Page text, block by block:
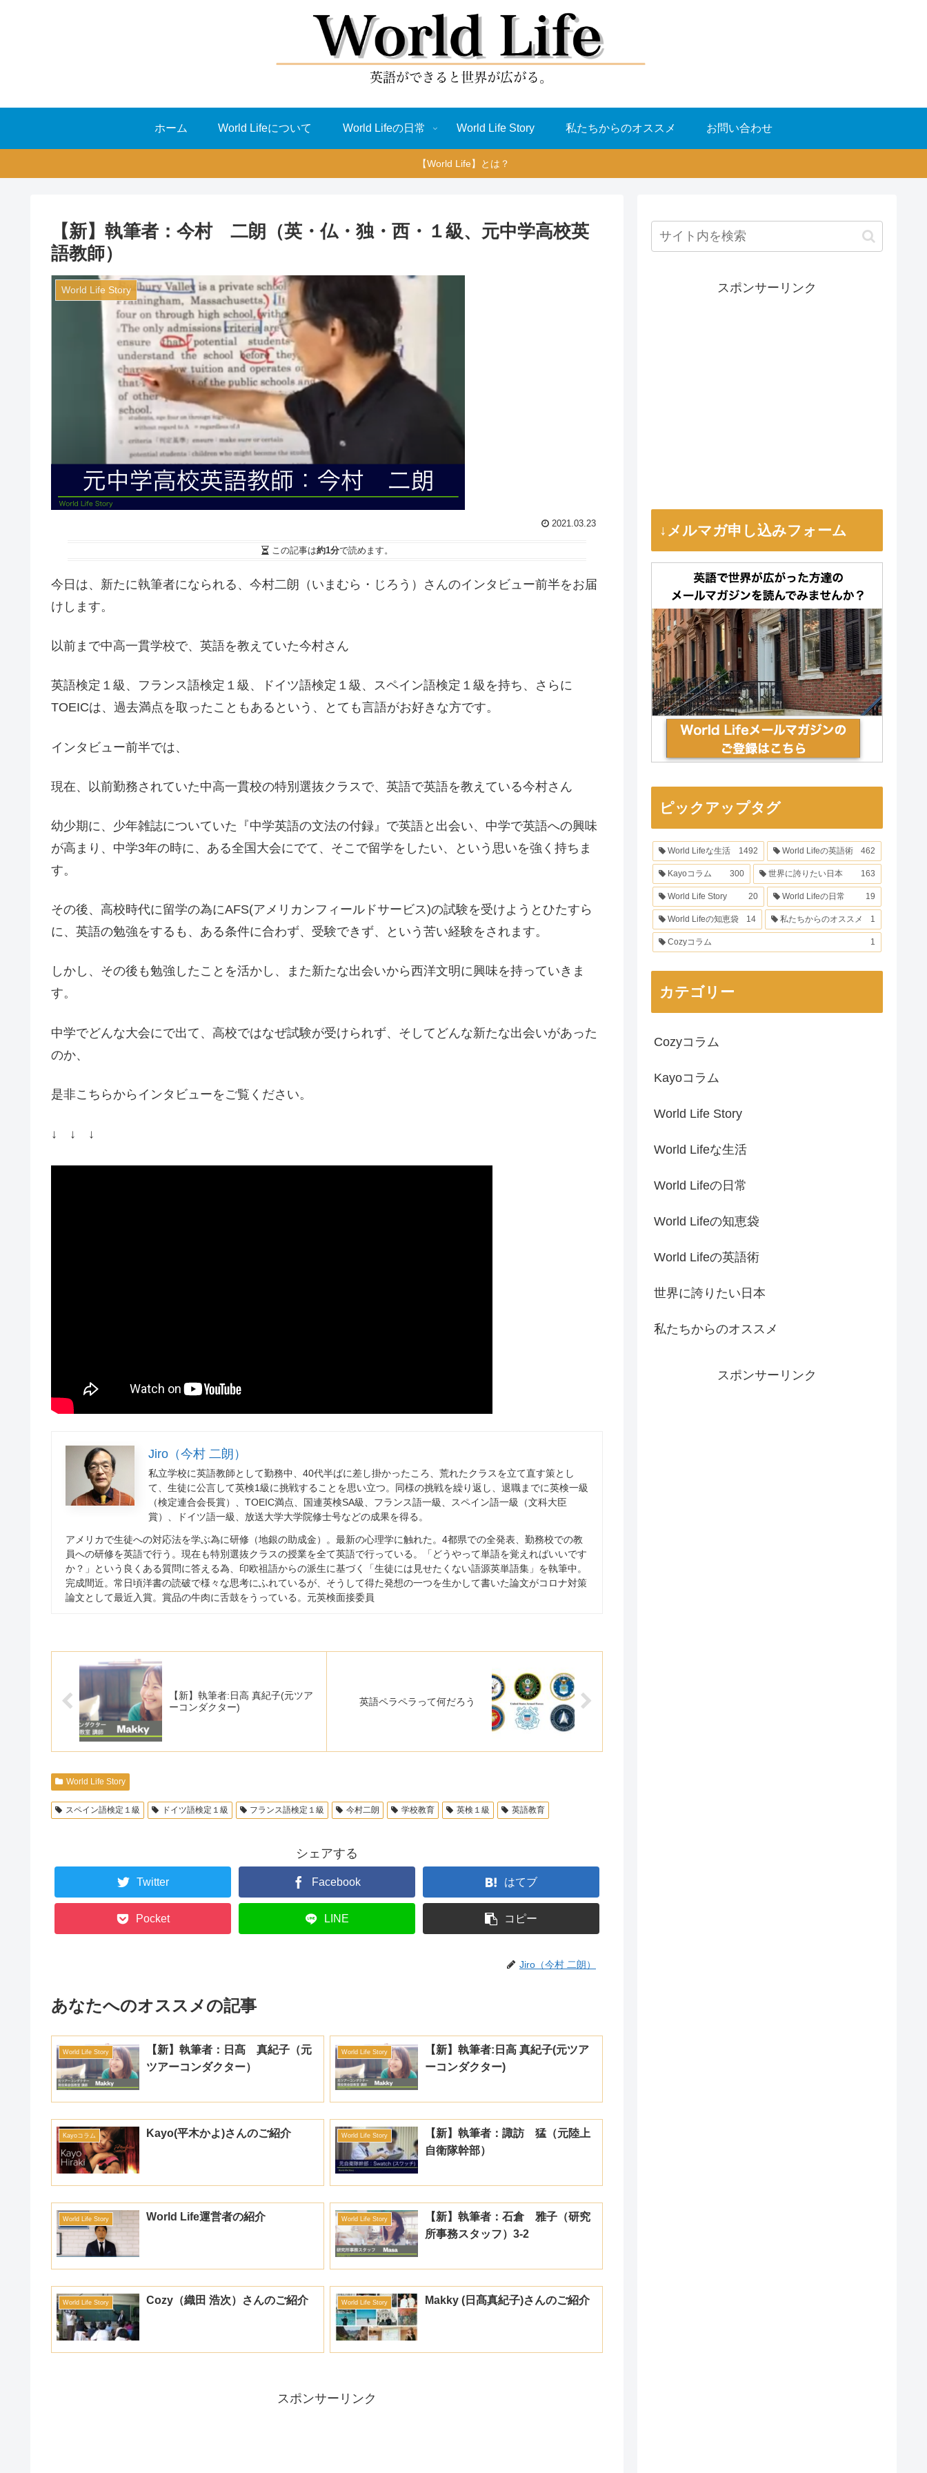
ホーム World Lifeについて World Lifeの日常 World Life Story 私たちからのオススメ お問い合わせ
【World Life】とは？
【新】執筆者：今村 二朗（英・仏・独・西・１級、元中学高校英
語教師）
World Life Story
2021.03.23
この記事は約1分で読めます。
今日は、新たに執筆者になられる、今村二朗（いまむら・じろう）さんのインタビュー前半をお届
けします。
以前まで中高一貫学校で、英語を教えていた今村さん
英語検定１級、フランス語検定１級、ドイツ語検定１級、スペイン語検定１級を持ち、さらに
TOEICは、過去満点を取ったこともあるという、とても言語がお好きな方です。
インタビュー前半では、
現在、以前勤務されていた中高一貫校の特別選抜クラスで、英語で英語を教えている今村さん
幼少期に、少年雑誌についていた『中学英語の文法の付録』で英語と出会い、中学で英語への興味
が高まり、中学3年の時に、ある全国大会にでて、そこで留学をしたい、という思いを強く持ちま
す。
その後、高校時代に留学の為にAFS(アメリカンフィールドサービス)の試験を受けようとひたすら
に、英語の勉強をするも、ある条件に合わず、受験できず、という苦い経験をされます。
しかし、その後も勉強したことを活かし、また新たな出会いから西洋文明に興味を持っていきま
す。
中学でどんな大会にで出て、高校ではなぜ試験が受けられず、そしてどんな新たな出会いがあった
のか、
是非こちらからインタビューをご覧ください。
↓ ↓ ↓
Jiro（今村 二朗）
私立学校に英語教師として勤務中、 40代半ばに差し掛かったころ、荒れたクラスを立て直す策とし
て、生徒に公言して英検1級に挑戦することを思い立つ。同様の挑戦を繰り返し、退職までに英検一級
（検定連合会長賞）、 TOEIC満点、国連英検SA級、フランス語一級、スペイン語一級（文科大臣
賞）、ドイツ語一級、放送大学大学院修士号などの成果を得る。
アメリカで生徒への対応法を学ぶ為に研修（地銀の助成金）。最新の心理学に触れた。 4都県での全発表、勤務校での教
員への研修を英語で行う。現在も特別選抜クラスの授業を全て英語で行っている。「どうやって単語を覚えればいいです
か？」という良くある質問に答える為、印欧祖語からの派生に基づく「生徒には見せたくない語源英単語集」を執筆中。
完成間近。常日頃洋書の読破で様々な思考にふれているが、そうして得た発想の一つを生かして書いた論文がコロナ対策
論文として最近入賞。賞品の牛肉に舌鼓をうっている。元英検面接委員
【新】執筆者:日高 真紀子(元ツア
ーコンダクター)
英語ペラペラって何だろう
World Life Story
スペイン語検定１級 ドイツ語検定１級 フランス語検定１級 今村二朗 学校教育 英検１級 英語教育
シェアする
Twitter Facebook はてブ
Pocket LINE コピー
Jiro（今村 二朗）
あなたへのオススメの記事
World Life Story
【新】執筆者：日髙 真紀子（元
ツアーコンダクター）
World Life Story
【新】執筆者:日高 真紀子(元ツア
ーコンダクター)
Kayoコラム Kayo(平木かよ)さんのご紹介 World Life Story
【新】執筆者：諏訪 猛（元陸上
自衛隊幹部）
World Life Story World Life運営者の紹介 World Life Story
【新】執筆者：石倉 雅子（研究
所事務スタッフ）3-2
World Life Story Cozy（織田 浩次）さんのご紹介 World Life Story Makky (日髙真紀子)さんのご紹介
スポンサーリンク
スポンサーリンク
↓メルマガ申し込みフォーム
ピックアップタグ
World Lifeな生活 1492 World Lifeの英語術 462
Kayoコラム 300 世界に誇りたい日本 163
World Life Story 20 World Lifeの日常 19
World Lifeの知恵袋 14 私たちからのオススメ 1
Cozyコラム 1
カテゴリー
Cozyコラム
Kayoコラム
World Life Story
World Lifeな生活
World Lifeの日常
World Lifeの知恵袋
World Lifeの英語術
世界に誇りたい日本
私たちからのオススメ
スポンサーリンク